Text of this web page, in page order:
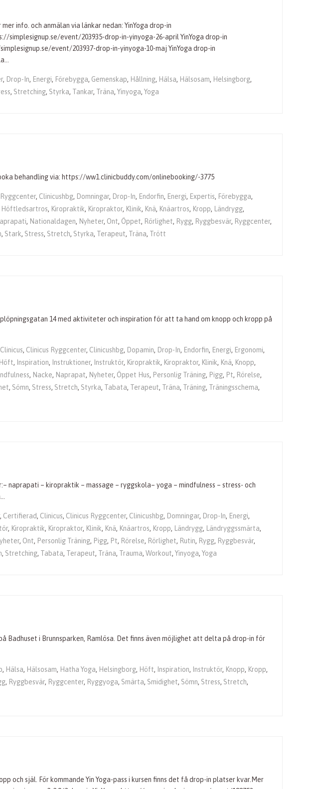
info. och anmälan via länkar nedan: YinYoga drop-in
simplesignup.se/event/203935-drop-in-yinyoga-26-april YinYoga drop-in
event/203937-drop-in-yinyoga-10-maj YinYoga drop-in
, Drop-In, Energi, Förebygga, Gemenskap, Hållning, Hälsa, Hälsosam, Helsingborg,
, Stretching, Styrka, Tankar, Träna, Yinyoga, Yoga
behandling via: https://ww1.clinicbuddy.com/onlinebooking/-3775
, Clinicushbg, Domningar, Drop-In, Endorfin, Energi, Expertis, Förebygga,
Höftledsartros, Kiropraktik, Kiropraktor, Klinik, Knä, Knäartros, Kropp, Ländrygg,
, Nationaldagen, Nyheter, Ont, Öppet, Rörlighet, Rygg, Ryggbesvär, Ryggcenter,
, Stark, Stress, Stretch, Styrka, Terapeut, Träna, Trött
14 med aktiviteter och inspiration för att ta hand om knopp och kropp på
Clinicus, Clinicus Ryggcenter, Clinicushbg, Dopamin, Drop-In, Endorfin, Energi, Ergonomi,
Höft, Inspiration, Instruktioner, Instruktör, Kiropraktik, Kiropraktor, Klinik, Knä, Knopp,
, Nacke, Naprapat, Nyheter, Öppet Hus, Personlig Träning, Pigg, Pt, Rörelse,
, Sömn, Stress, Stretch, Styrka, Tabata, Terapeut, Träna, Träning, Träningsschema,
– kiropraktik – massage – ryggskola– yoga – mindfulness – stress- och
, Certifierad, Clinicus, Clinicus Ryggcenter, Clinicushbg, Domningar, Drop-In, Energi,
, Kiropraktik, Kiropraktor, Klinik, Knä, Knäartros, Kropp, Ländrygg, Ländryggssmärta,
, Ont, Personlig Träning, Pigg, Pt, Rörelse, Rörlighet, Rutin, Rygg, Ryggbesvär,
, Stretching, Tabata, Terapeut, Träna, Trauma, Workout, Yinyoga, Yoga
Badhuset i Brunnsparken, Ramlösa. Det finns även möjlighet att delta på drop-in för
, Hälsa, Hälsosam, Hatha Yoga, Helsingborg, Höft, Inspiration, Instruktör, Knopp, Kropp,
, Ryggbesvär, Ryggcenter, Ryggyoga, Smärta, Smidighet, Sömn, Stress, Stretch,
och själ. För kommande Yin Yoga-pass i kursen finns det få drop-in platser kvar.Mer